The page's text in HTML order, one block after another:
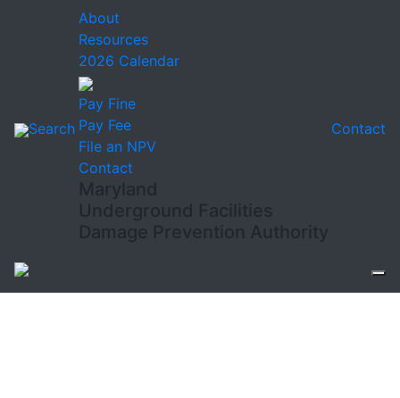
Search
About
Resources
2026 Calendar
Pay Fine
Pay Fee
File an NPV
Contact
Maryland
Underground Facilities
Damage Prevention Authority
Contact